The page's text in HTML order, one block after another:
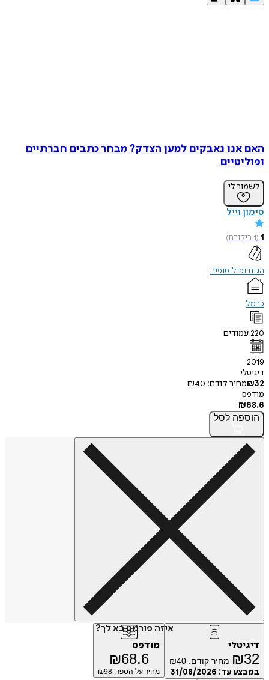
האם אנו נאבקים למען הצדק? מבחר כתבים חברתיים
ופוליטיים
לשמור לי
סימון וייל
1
(
1ביקורת)
הגות ופילוסופיה
כרמל
220עמודים
2019
דיגיטלי
₪32 מחיר קודם: ₪40
מודפס
₪68.6
הוספה לסל
איזה פורמט בא לך?
דיגיטלי
₪32 מחיר קודם: ₪40
במבצע עד: 31/08/2026
מודפס
₪68.6
מחיר על הספר: ₪ 98